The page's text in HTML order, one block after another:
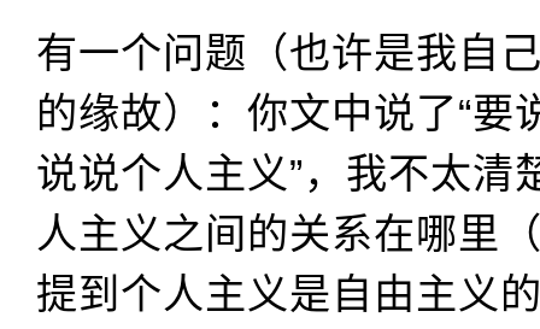
有一个问题（也许是我自
的缘故）：你文中说了“要
说说个人主义”，我不太清
人主义之间的关系在哪里
提到个人主义是自由主义